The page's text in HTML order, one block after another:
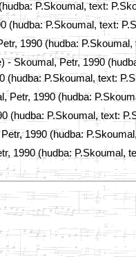
P.Skoumal, text:
(hudba: P.Skoumal, text:
1990 (hudba:
- Skoumal, Petr, 1990
(hudba: P.Skoumal, text:
Petr, 1990 (hudba:
(hudba: P.Skoumal, text:
1990 (hudba:
1990 (hudba: P.Skoumal,